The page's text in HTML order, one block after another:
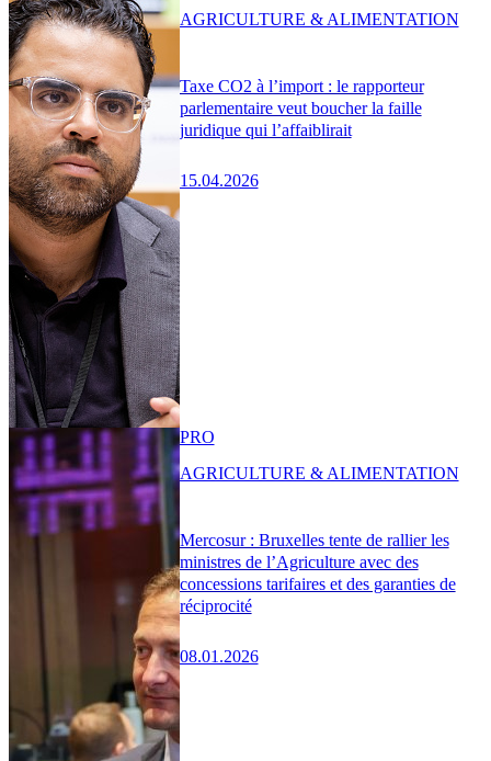
Taxe CO2 à l’import : le rapporteur
parlementaire veut boucher la faille
juridique qui l’affaiblirait
15.04.2026
AGRICULTURE & ALIMENTATION
Mercosur : Bruxelles tente de rallier les
ministres de l’Agriculture avec des
concessions tarifaires et des garanties de
réciprocité
08.01.2026
PRO
AGRICULTURE & ALIMENTATION